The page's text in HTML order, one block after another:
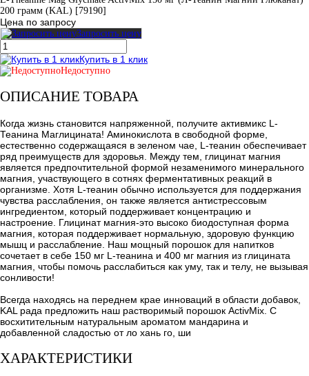
200 грамм (KAL) [79190]
Цена по запросу
Запросить цену
Купить в 1 клик
Недоступно
ОПИСАНИЕ ТОВАРА
Когда жизнь становится напряженной, получите активмикс L-
Теанина Маглицината! Аминокислота в свободной форме,
естественно содержащаяся в зеленом чае, L-теанин обеспечивает
ряд преимуществ для здоровья. Между тем, глицинат магния
является предпочтительной формой незаменимого минерального
магния, участвующего в сотнях ферментативных реакций в
организме. Хотя L-теанин обычно используется для поддержания
чувства расслабления, он также является антистрессовым
ингредиентом, который поддерживает концентрацию и
настроение. Глицинат магния-это высоко биодоступная форма
магния, которая поддерживает нормальную, здоровую функцию
мышц и расслабление. Наш мощный порошок для напитков
сочетает в себе 150 мг L-теанина и 400 мг магния из глицината
магния, чтобы помочь расслабиться как уму, так и телу, не вызывая
сонливости!
Всегда находясь на переднем крае инноваций в области добавок,
KAL рада предложить наш растворимый порошок ActivMix. С
восхитительным натуральным ароматом мандарина и
добавленной сладостью от ло хань го, ши
ХАРАКТЕРИСТИКИ